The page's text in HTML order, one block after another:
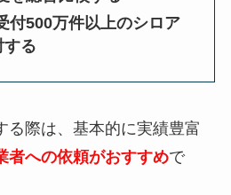
付500万件以上のシロア
する
る際は、基本的に実績豊富
者への依頼がおすすめで